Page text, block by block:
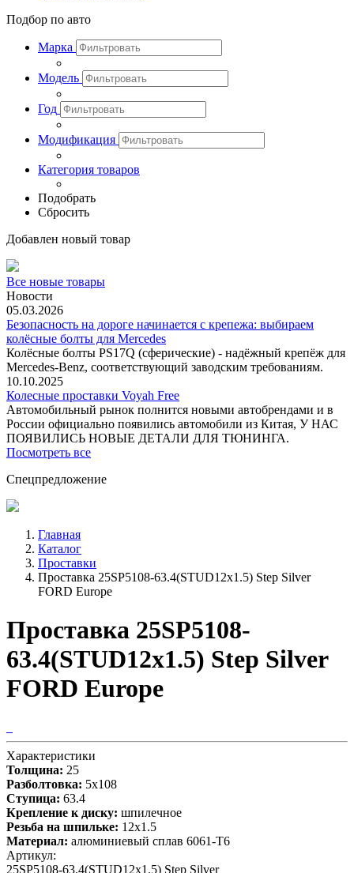
Подбор по авто
Марка
Модель
Год
Модификация
Категория товаров
Подобрать
Сбросить
Добавлен новый товар
Все новые товары
Новости
05.03.2026
Безопасность на дороге начинается с крепежа: выбираем
колёсные болты для Mercedes
Колёсные болты PS17Q (сферические) - надёжный крепёж для
Mercedes‑Benz, соответствующий заводским требованиям.
10.10.2025
Колесные проставки Voyah Free
Автомобильный рынок полнится новыми автобрендами и в
России официально появились автомобили из Китая, У НАС
ПОЯВИЛИСЬ НОВЫЕ ДЕТАЛИ ДЛЯ ТЮНИНГА.
Посмотреть все
Спецпредложение
Главная
Каталог
Проставки
Проставка 25SP5108-63.4(STUD12x1.5) Step Silver
FORD Europe
Проставка 25SP5108-
63.4(STUD12x1.5) Step Silver
FORD Europe
Характеристики
Толщина: 25
Разболтовка: 5x108
Ступица: 63.4
Крепление к диску: шпилечное
Резьба на шпильке: 12х1.5
Материал: алюминиевый сплав 6061-T6
Артикул:
25SP5108-63.4(STUD12x1.5) Step Silver